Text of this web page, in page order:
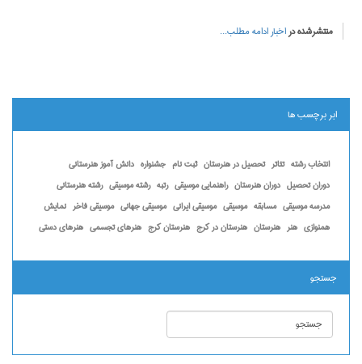
منتشرشده دراخبارادامه مطلب...
ابر برچسب ها
انتخاب رشته تئاتر تحصیل در هنرستان ثبت نام جشنواره دانش آموز هنرستانی
دوران تحصیل دوران هنرستان راهنمایی موسیقی رتبه رشته موسیقی رشته هنرستانی
مدرسه موسیقی مسابقه موسیقی موسیقی ایرانی موسیقی جهانی موسیقی فاخر نمایش
همنوازی هنر هنرستان هنرستان در کرج هنرستان کرج هنرهای تجسمی هنرهای دستی
جستجو